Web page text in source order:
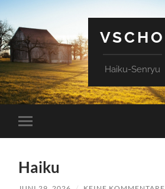
VSCHO
Haiku-Senryu
Mobile-
Menü
Haiku